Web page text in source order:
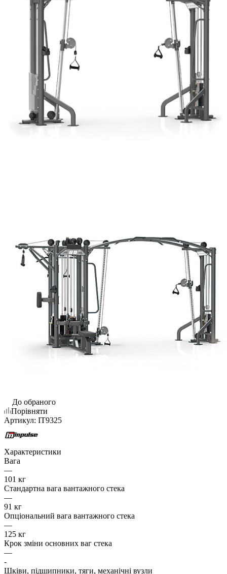
До обраного
Порівняти
Артикул: IT9325
Характеристики
Вага
—
101 кг
Стандартна вага вантажного стека
—
91 кг
Опціональний вага вантажного стека
—
125 кг
Крок зміни основних ваг стека
—
-
Шківи, підшипники, тяги, механічні вузли